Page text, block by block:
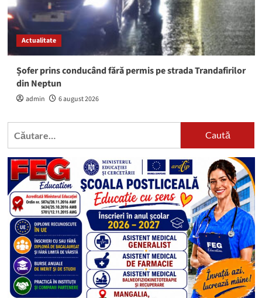
Actualitate
Șofer prins conducând fără permis pe strada Trandafirilor
din Neptun
admin 6 august 2026
Caută